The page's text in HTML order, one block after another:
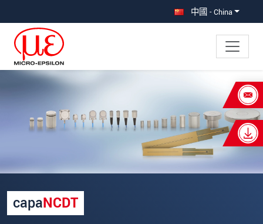
中國 - China
capaNCDT
×
Your request for: capaNCDT 传感器
名*
姓*